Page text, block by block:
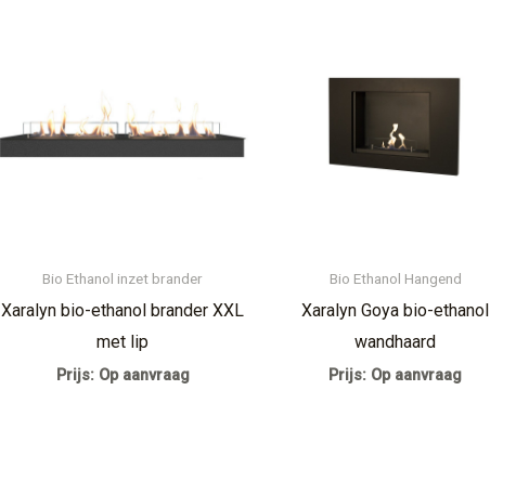
Bio Ethanol inzet brander
Xaralyn bio-ethanol brander XXL
met lip
Prijs: Op aanvraag
Bio Ethanol Hangend
Xaralyn Goya bio-ethanol
wandhaard
Prijs: Op aanvraag